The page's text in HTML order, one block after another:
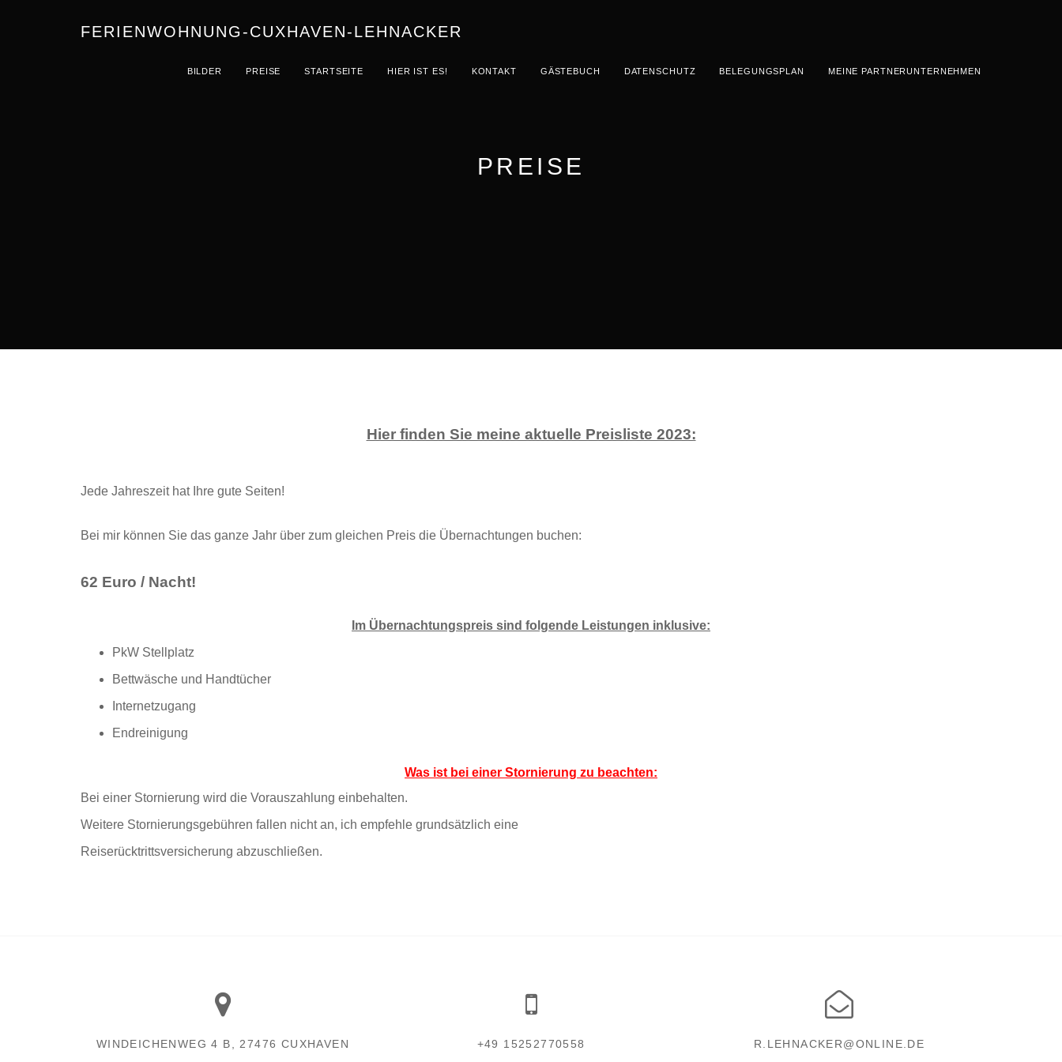
FERIENWOHNUNG-CUXHAVEN-LEHNACKER
BILDER PREISE STARTSEITE HIER IST ES! KONTAKT GÄSTEBUCH DATENSCHUTZ BELEGUNGSPLAN MEINE PARTNERUNTERNEHMEN
PREISE
Hier finden Sie meine aktuelle Preisliste 2023:
Jede Jahreszeit hat Ihre gute Seiten!
Bei mir können Sie das ganze Jahr über zum gleichen Preis die Übernachtungen buchen:
62 Euro / Nacht!
Im Übernachtungspreis sind folgende Leistungen inklusive:
PkW Stellplatz
Bettwäsche und Handtücher
Internetzugang
Endreinigung
Was ist bei einer Stornierung zu beachten:
Bei einer Stornierung wird die Vorauszahlung einbehalten.
Weitere Stornierungsgebühren fallen nicht an, ich empfehle grundsätzlich eine
Reiserücktrittsversicherung abzuschließen.
WINDEICHENWEG 4 B, 27476 CUXHAVEN +49 15252770558 R.LEHNACKER@ONLINE.DE